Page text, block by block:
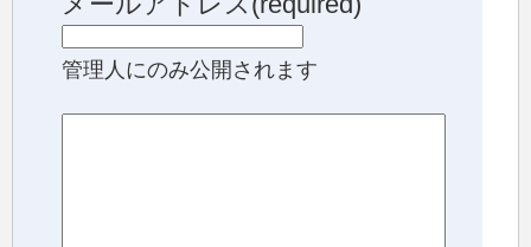
管理人にのみ公開されます